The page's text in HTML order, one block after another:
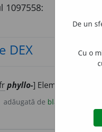
1097558:
DEX
phyllo-] Element prim de
adăugată de blaurb.
De un
Cu o